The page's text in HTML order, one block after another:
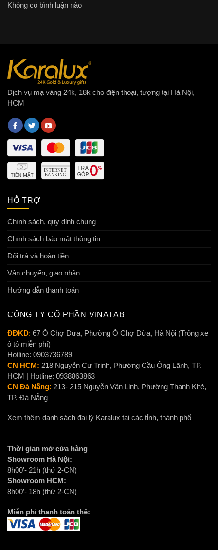
Không có bình luận nào
Dịch vụ mạ vàng 24k, 18k cho điện thoại, tượng tại Hà Nội,
HCM
HỖ TRỢ
Chính sách, quy định chung
Chính sách bảo mật thông tin
Đổi trả và hoàn tiền
Vận chuyển, giao nhận
Hướng dẫn thanh toán
CÔNG TY CỔ PHẦN VINATAB
ĐĐKD: 67 Ô Chợ Dừa, Phường Ô Chợ Dừa, Hà Nội (Trông xe
ô tô miễn phí)
Hotline: 0903736789
CN HCM: 218 Nguyễn Cư Trinh, Phường Cầu Ông Lãnh, TP.
HCM | Hotline: 0938863863
CN Đà Nẵng: 213- 215 Nguyễn Văn Linh, Phường Thanh Khê,
TP. Đà Nẵng
Xem thêm danh sách đại lý Karalux tại các tỉnh, thành phố
Thời gian mở cửa hàng
Showroom Hà Nội:
8h00′- 21h (thứ 2-CN)
Showroom HCM:
8h00′- 18h (thứ 2-CN)
Miễn phí thanh toán thẻ: